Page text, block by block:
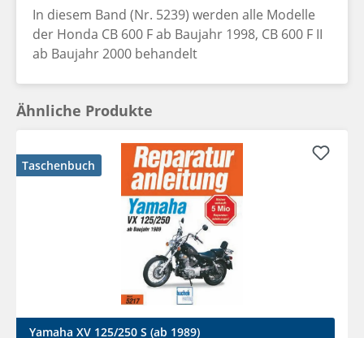
In diesem Band (Nr. 5239) werden alle Modelle
der Honda CB 600 F ab Baujahr 1998, CB 600 F II
ab Baujahr 2000 behandelt
Ähnliche Produkte
Taschenbuch
Yamaha XV 125/250 S (ab 1989)